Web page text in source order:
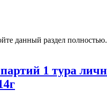
данный раздел полностью.
1 тура